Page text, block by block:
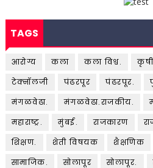
TAGS
आरोग्य कला कला विश्व. कृषी
टेक्नॉलजी
पंढरपूर पंढरपूर.
मंगळवेढा.
मंगळवेढा.राजकीय.
महाराष्ट्र.
मुंबई. राजकारण
शिक्षण.
शेती विषयक शैक्षणिक
सामाजिक.
सोलापूर सोलापूर.